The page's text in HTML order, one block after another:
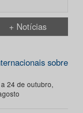
+ Notícias
sobre
24 de outubro,